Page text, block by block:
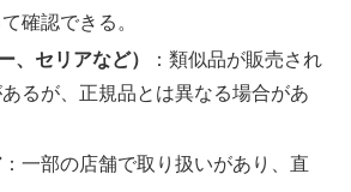
確認できる。
、セリアなど）
：類似品が販売され
るが、正規品とは異なる場合があ
：一部の店舗で取り扱いがあり、直